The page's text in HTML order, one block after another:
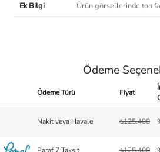
Ek Bilgi
Ürün görsellerinde ton
Ödeme
Ödeme Türü Fiyat
Nakit veya Havale ₺125.400